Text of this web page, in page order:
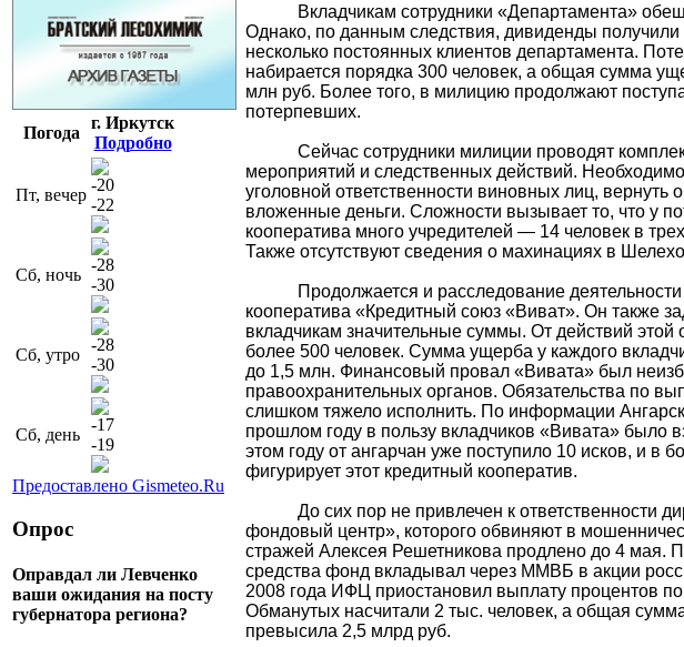
Погода
г. Иркутск
Подробно
Пт, вечер
-20
-22
Сб, ночь
-28
-30
Сб, утро
-28
-30
Сб, день
-17
-19
Предоставлено Gismeteo.Ru
Опрос
Оправдал ли Левченко
ваши ожидания на посту
губернатора региона?
Вкладчикам сотрудники «Департамента»
Однако, по данным следствия, дивиденды получили
несколько постоянных клиентов департамента.
набирается порядка 300 человек, а общая сумма
млн руб. Более того, в милицию продолжают
потерпевших.
Сейчас сотрудники милиции проводят
мероприятий и следственных действий.
уголовной ответственности виновных лиц, вернуть
вложенные деньги. Сложности вызывает то, что у
кооператива много учредителей — 14 человек в
Также отсутствуют сведения о махинациях в
Продолжается и расследование деятельности
кооператива «Кредитный союз «Виват». Он также
вкладчикам значительные суммы. От действий этой
более 500 человек. Сумма ущерба у каждого
до 1,5 млн. Финансовый провал «Вивата» был
правоохранительных органов. Обязательства по
слишком тяжело исполнить. По информации
прошлом году в пользу вкладчиков «Вивата» было
этом году от ангарчан уже поступило 10 исков, и в
фигурирует этот кредитный кооператив.
До сих пор не привлечен к ответственности
фондовый центр», которого обвиняют в
стражей Алексея Решетникова продлено до 4 мая.
средства фонд вкладывал через ММВБ в акции
2008 года ИФЦ приостановил выплату процентов
Обманутых насчитали 2 тыс. человек, а общая
превысила 2,5 млрд руб.